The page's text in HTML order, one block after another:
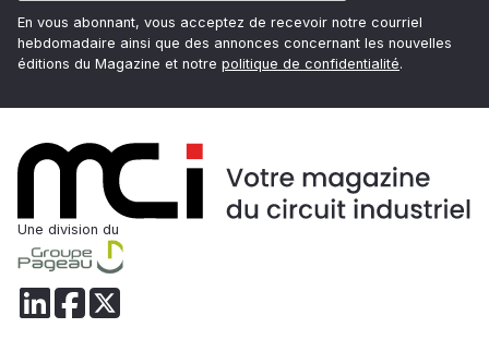
En vous abonnant, vous acceptez de recevoir notre courriel
hebdomadaire ainsi que des annonces concernant les nouvelles
éditions du Magazine et notre politique de confidentialité.
Une division du